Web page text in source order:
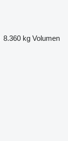
8.360 kg Volumen